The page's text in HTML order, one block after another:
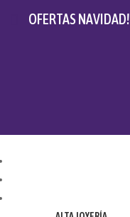
OFERTAS NAVIDAD!